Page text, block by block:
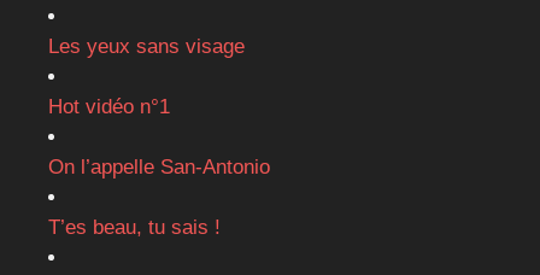
Les yeux sans visage
Hot vidéo n°1
On l’appelle San-Antonio
T’es beau, tu sais !